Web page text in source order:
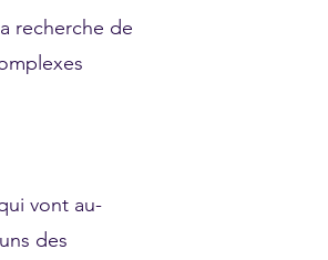
recherche de
vont au-
des